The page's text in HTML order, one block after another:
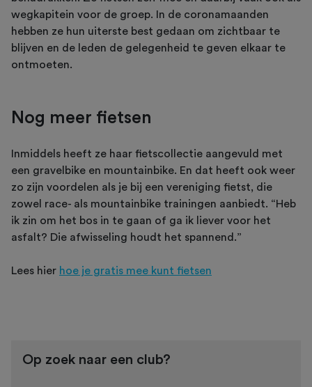
wegkapitein voor de groep. In de coronamaanden
hebben ze hun uiterste best gedaan om zichtbaar te
blijven en de leden de gelegenheid te geven elkaar te
ontmoeten.
Nog meer fietsen
Inmiddels heeft ze haar fietscollectie aangevuld met
een gravelbike en mountainbike. En dat heeft ook weer
zo zijn voordelen als je bij een vereniging fietst, die
zowel race- als mountainbike trainingen aanbiedt. “Heb
ik zin om het bos in te gaan of ga ik liever voor het
asfalt? Die afwisseling houdt het spannend.”
Lees hier hoe je gratis mee kunt fietsen
Op zoek naar een club?